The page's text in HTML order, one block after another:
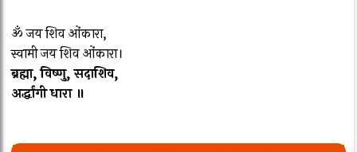
ॐ जय शिव ओंकारा,
स्वामी जय शिव ओंकारा।
ब्रह्मा, विष्णु, सदाशिव,
अर्द्धांगी धारा ॥